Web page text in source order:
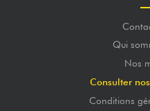
Qui
Nos
Consulter
Conditions